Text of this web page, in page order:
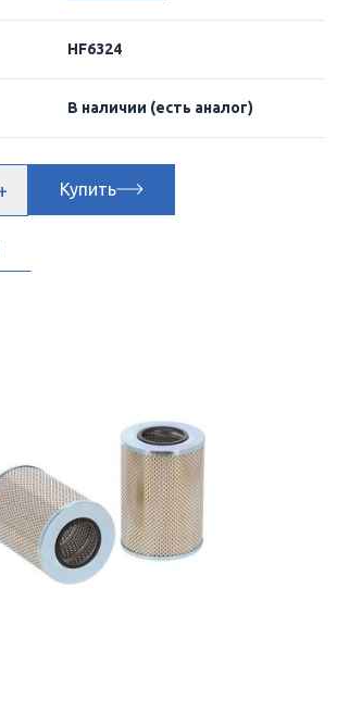
HF6324
В наличии (есть аналог)
Купить